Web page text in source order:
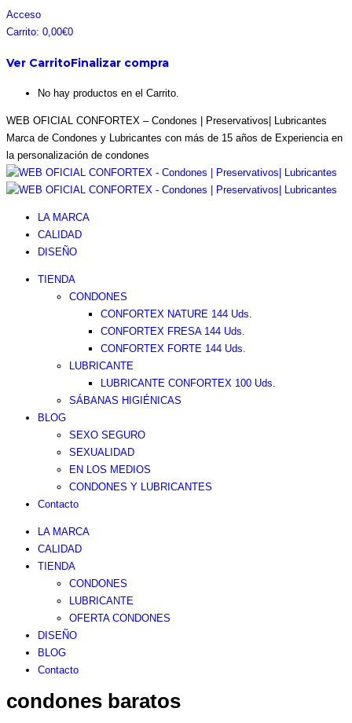
Saltar
al
Facebook
page
in
Instagram
page
in
Pinterest
page
in
Twitter
page
in
Acceso
Carrito: 0,00€0
Ver CarritoFinalizar compra
No hay productos en el Carrito.
WEB OFICIAL CONFORTEX – Condones | Preservativos| Lubricantes
Marca de Condones y Lubricantes con más de 15 años de Experiencia en
la personalización de condones
LA MARCA
CALIDAD
DISEÑO
TIENDA
CONDONES
CONFORTEX NATURE 144 Uds.
CONFORTEX FRESA 144 Uds.
CONFORTEX FORTE 144 Uds.
LUBRICANTE
LUBRICANTE CONFORTEX 100 Uds.
SÁBANAS HIGIÉNICAS
BLOG
SEXO SEGURO
SEXUALIDAD
EN LOS MEDIOS
CONDONES Y LUBRICANTES
Contacto
LA MARCA
CALIDAD
TIENDA
CONDONES
LUBRICANTE
OFERTA CONDONES
DISEÑO
BLOG
Contacto
condones baratos